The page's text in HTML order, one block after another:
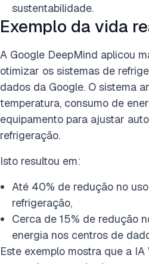
sustentabilidade.
Exemplo da vida
A Google DeepMind aplicou
otimizar os sistemas de
dados da Google. O sistema
temperatura, consumo de
equipamento para ajustar
refrigeração.
Isto resultou em:
Até 40% de redução no
refrigeração,
Cerca de 15% de redução
energia nos centros de
Este exemplo mostra que a IA